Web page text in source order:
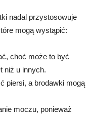
nadal przystosowuje
mogą wystąpić:
choć może to być
niż u innych.
piersi, a brodawki mogą
moczu, ponieważ